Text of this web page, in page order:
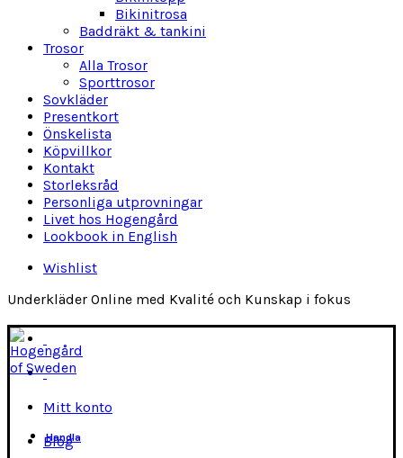
Bikinitrosa
Baddräkt & tankini
Trosor
Alla Trosor
Sporttrosor
Sovkläder
Presentkort
Önskelista
Köpvillkor
Kontakt
Storleksråd
Personliga utprovningar
Livet hos Hogengård
Lookbook in English
Wishlist
Underkläder Online med Kvalité och Kunskap i fokus
Mitt konto
Blog
Handla